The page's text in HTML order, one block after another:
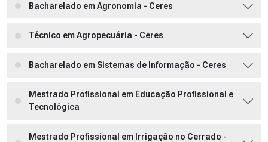
Bacharelado em Agronomia - Ceres
Técnico em Agropecuária - Ceres
Bacharelado em Sistemas de Informação - Ceres
Mestrado Profissional em Educação Profissional e
Tecnológica
Mestrado Profissional em Irrigação no Cerrado -